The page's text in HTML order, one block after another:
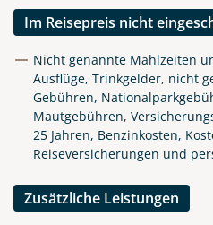
Im Reisepreis nicht
Nicht genannte Mahlzeiten
Ausflüge, Trinkgelder, nicht
Gebühren,
Mautgebühren,
25 Jahren, Benzinkosten,
Reiseversicherungen und
Zusätzliche Leistungen